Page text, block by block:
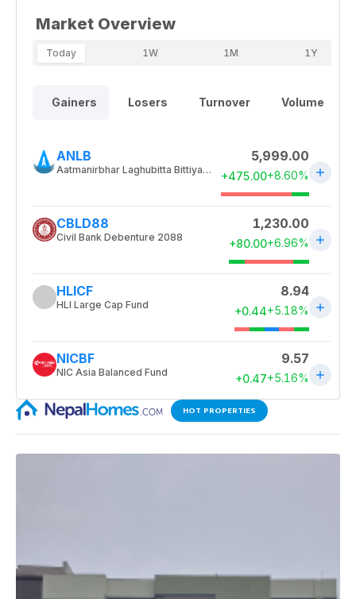
HOT PROPERTIES